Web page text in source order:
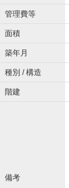
管理費等
面積
築年月
種別 / 構造
階建
備考